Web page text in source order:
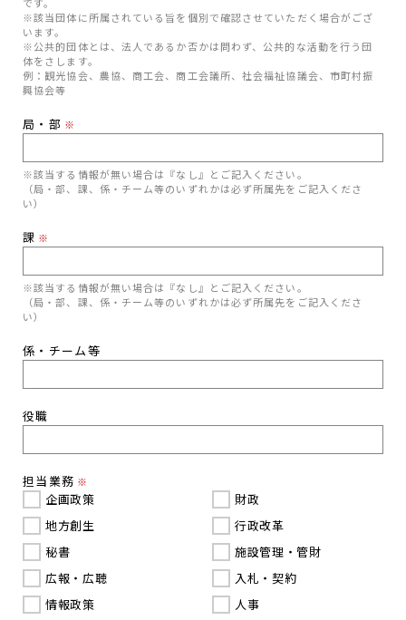
※該当団体に所属されている旨を個別で確認させていただく場合がござ
います。
※公共的団体とは、法人であるか否かは問わず、公共的な活動を行う団
体をさします。
例：観光協会、農協、商工会、商工会議所、社会福祉協議会、市町村振
興協会等
局・部 ※
※該当する情報が無い場合は『なし』とご記入ください。
（局・部、課、係・チーム等のいずれかは必ず所属先をご記入くださ
い）
課 ※
※該当する情報が無い場合は『なし』とご記入ください。
（局・部、課、係・チーム等のいずれかは必ず所属先をご記入くださ
い）
係・チーム等
役職
担当業務 ※
企画政策
地方創生
秘書
広報・広聴
情報政策
財政
行政改革
施設管理・管財
入札・契約
人事